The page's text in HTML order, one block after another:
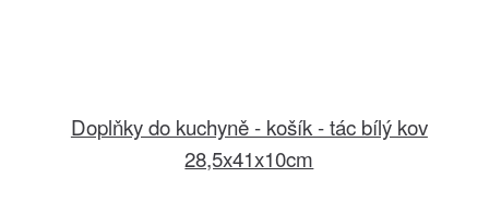
Doplňky do kuchyně - košík - tác bílý kov
28,5x41x10cm